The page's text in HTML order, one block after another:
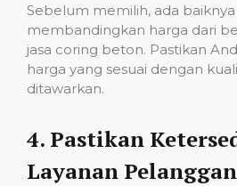
Sebelum memilih, ada
membandingkan harga dari
jasa coring beton. Pastikan
harga yang sesuai dengan
ditawarkan.
4. Pastikan
Layanan Pelanggan